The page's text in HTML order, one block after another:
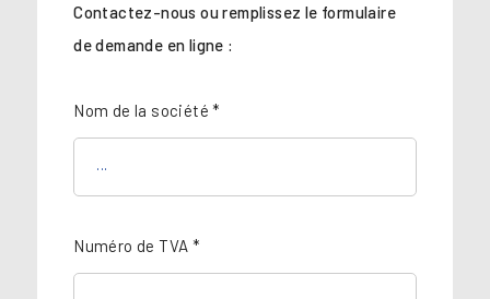
Contactez-nous ou remplissez le formulaire
de demande en ligne :
Nom de la société *
Numéro de TVA *